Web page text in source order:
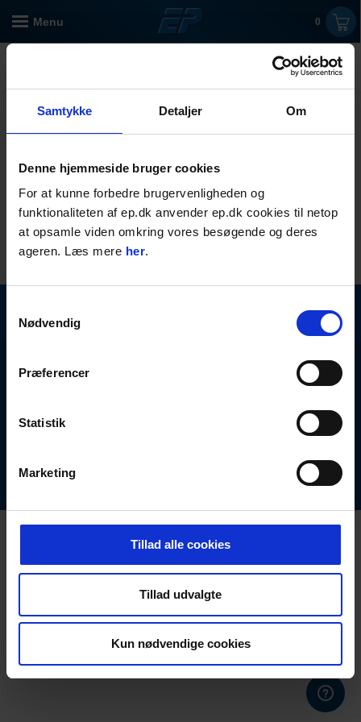
Samtykke Detaljer Om
Denne hjemmeside bruger cookies
For at kunne forbedre brugervenligheden og
funktionaliteten af ep.dk anvender ep.dk cookies til netop
at opsamle viden omkring vores besøgende og deres
ageren. Læs mere her.
Nødvendig
Præferencer
Statistik
Marketing
Tillad alle cookies
Tillad udvalgte
Kun nødvendige cookies
Menu 0
- Disse
produkter matcher din søgning
0 produkter Filtre
Tilmeld nyhedsbrev
70267722, Email: info@ep.dk, CVR: 16731803